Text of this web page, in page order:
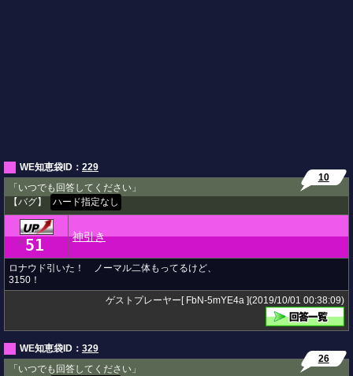
WE知恵袋ID： 229
「いつでも回答してください」
【バグ】
ハード指定なし
10
★ 51 神引き
ロナウド引いた！ ノーマル二体もってるけど、
3150！
ゲストプレーヤー[ FbN-5mYE4a ](2019/10/01 00:38:09)
WE知恵袋ID： 329
「いつでも回答してください」
26